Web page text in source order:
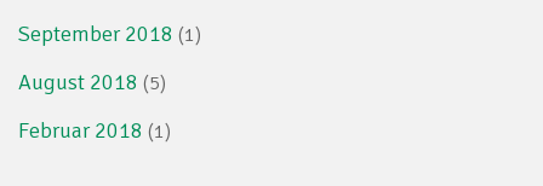
September 2018 (1)
August 2018 (5)
Februar 2018 (1)